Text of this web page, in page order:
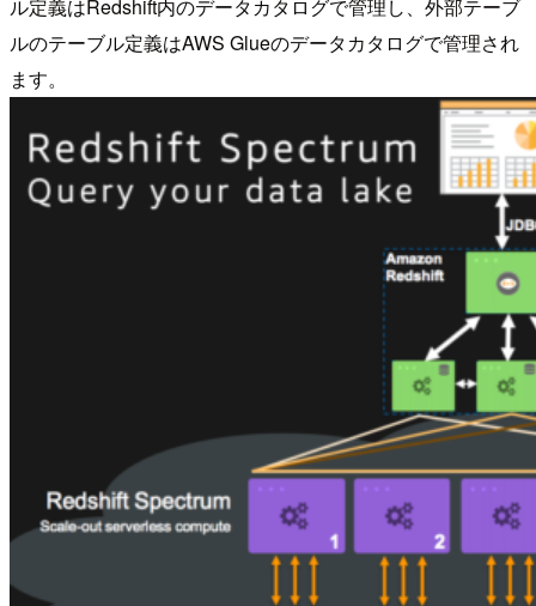
ル定義はRedshift内のデータカタログで管理し、外部テーブ
ルのテーブル定義はAWS Glueのデータカタログで管理され
ます。